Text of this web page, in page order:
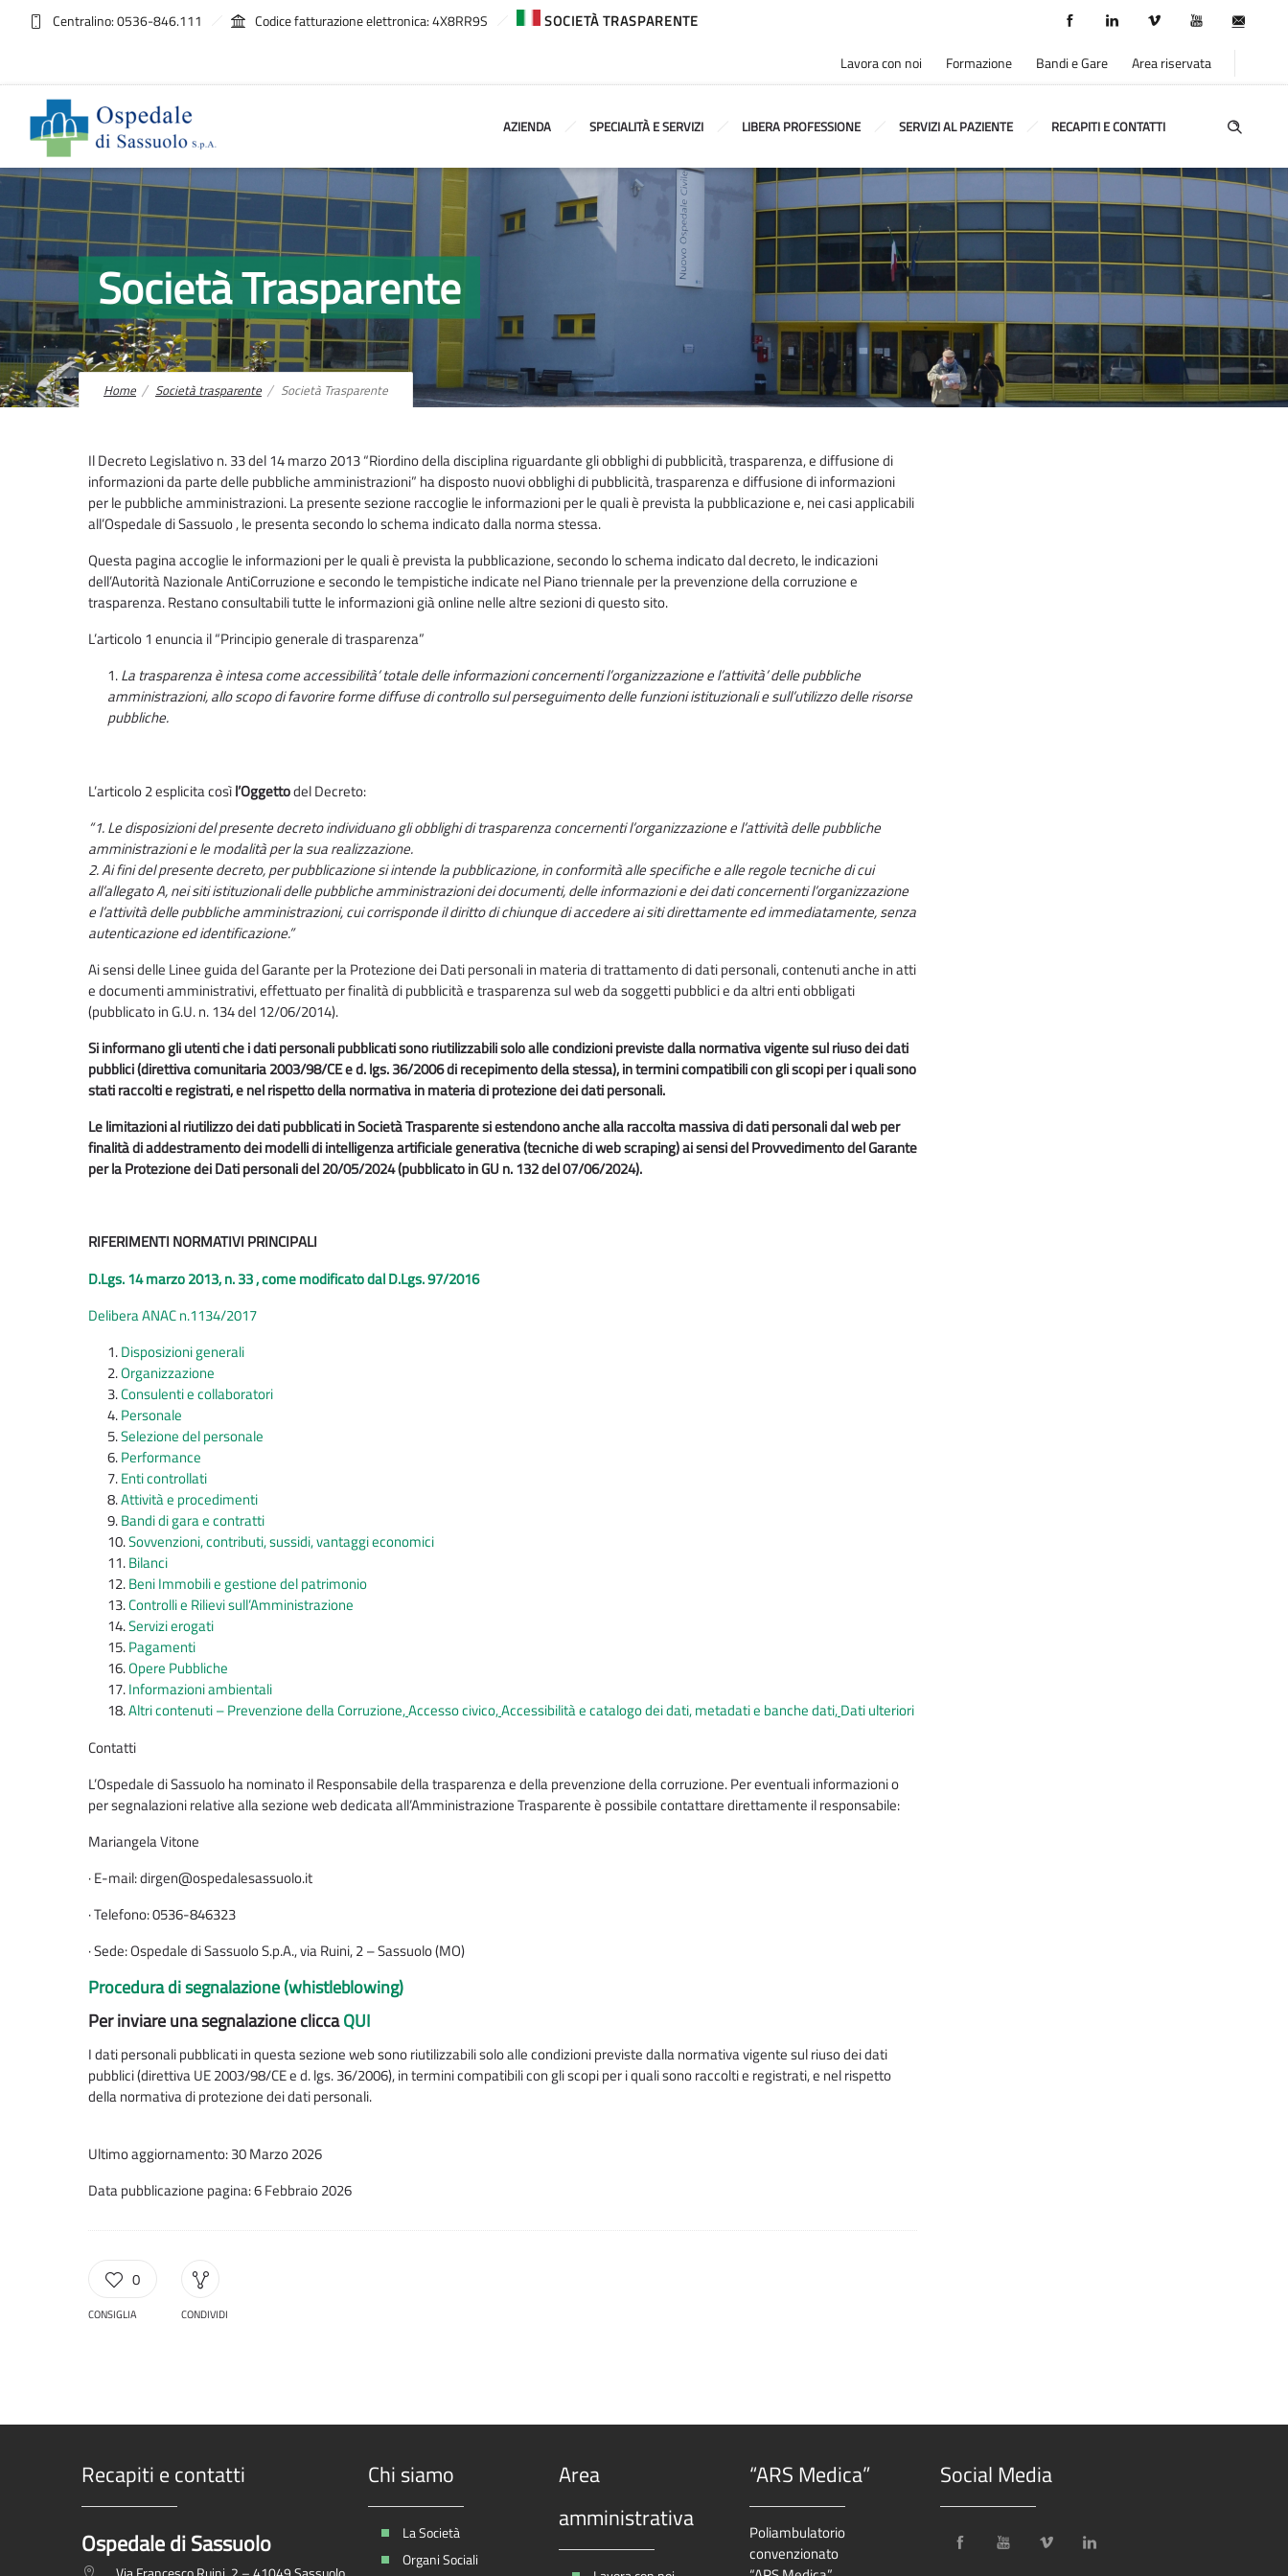
Centralino: 0536-846.111 Codice fatturazione elettronica: 4X8RR9S SOCIETÀ TRASPARENTE
Lavora con noi Formazione Bandi e Gare Area riservata
AZIENDA SPECIALITÀ E SERVIZI LIBERA PROFESSIONE SERVIZI AL PAZIENTE RECAPITI E CONTATTI
Società Trasparente
Home Società trasparente Società Trasparente
Il Decreto Legislativo n. 33 del 14 marzo 2013 “Riordino della disciplina riguardante gli obblighi di pubblicità, trasparenza, e diffusione di
informazioni da parte delle pubbliche amministrazioni” ha disposto nuovi obblighi di pubblicità, trasparenza e diffusione di informazioni
per le pubbliche amministrazioni. La presente sezione raccoglie le informazioni per le quali è prevista la pubblicazione e, nei casi applicabili
all’Ospedale di Sassuolo , le presenta secondo lo schema indicato dalla norma stessa.
Questa pagina accoglie le informazioni per le quali è prevista la pubblicazione, secondo lo schema indicato dal decreto, le indicazioni
dell’Autorità Nazionale AntiCorruzione e secondo le tempistiche indicate nel Piano triennale per la prevenzione della corruzione e
trasparenza. Restano consultabili tutte le informazioni già online nelle altre sezioni di questo sito.
L’articolo 1 enuncia il “Principio generale di trasparenza”
La trasparenza è intesa come accessibilità’ totale delle informazioni concernenti l’organizzazione e l’attività’ delle pubbliche
amministrazioni, allo scopo di favorire forme diffuse di controllo sul perseguimento delle funzioni istituzionali e sull’utilizzo delle risorse
pubbliche.
L’articolo 2 esplicita cosìl’Oggettodel Decreto:
“1. Le disposizioni del presente decreto individuano gli obblighi di trasparenza concernenti l’organizzazione e l’attività delle pubbliche
amministrazioni e le modalità per la sua realizzazione.
2. Ai fini del presente decreto, per pubblicazione si intende la pubblicazione, in conformità alle specifiche e alle regole tecniche di cui
all’allegato A, nei siti istituzionali delle pubbliche amministrazioni dei documenti, delle informazioni e dei dati concernenti l’organizzazione
e l’attività delle pubbliche amministrazioni, cui corrisponde il diritto di chiunque di accedere ai siti direttamente ed immediatamente, senza
autenticazione ed identificazione.”
Ai sensi delle Linee guida del Garante per la Protezione dei Dati personali in materia di trattamento di dati personali, contenuti anche in atti
e documenti amministrativi, effettuato per finalità di pubblicità e trasparenza sul web da soggetti pubblici e da altri enti obbligati
(pubblicato in G.U. n. 134 del 12/06/2014).
Si informano gli utenti che i dati personali pubblicati sono riutilizzabili solo alle condizioni previste dalla normativa vigente sul riuso dei dati
pubblici (direttiva comunitaria 2003/98/CE e d. lgs. 36/2006 di recepimento della stessa), in termini compatibili con gli scopi per i quali sono
stati raccolti e registrati, e nel rispetto della normativa in materia di protezione dei dati personali.
Le limitazioni al riutilizzo dei dati pubblicati in Società Trasparente si estendono anche alla raccolta massiva di dati personali dal web per
finalità di addestramento dei modelli di intelligenza artificiale generativa (tecniche di web scraping) ai sensi del Provvedimento del Garante
per la Protezione dei Dati personali del 20/05/2024 (pubblicato in GU n. 132 del 07/06/2024).
RIFERIMENTI NORMATIVI PRINCIPALI
D.Lgs. 14 marzo 2013, n. 33 , come modificato dal D.Lgs. 97/2016
Delibera ANAC n.1134/2017
Disposizioni generali
Organizzazione
Consulenti e collaboratori
Personale
Selezione del personale
Performance
Enti controllati
Attività e procedimenti
Bandi di gara e contratti
Sovvenzioni, contributi, sussidi, vantaggi economici
Bilanci
Beni Immobili e gestione del patrimonio
Controlli e Rilievi sull’Amministrazione
Servizi erogati
Pagamenti
Opere Pubbliche
Informazioni ambientali
Altri contenuti – Prevenzione della Corruzione,Accesso civico,Accessibilità e catalogo dei dati, metadati e banche dati,Dati ulteriori
Contatti
L’Ospedale di Sassuolo ha nominato il Responsabile della trasparenza e della prevenzione della corruzione. Per eventuali informazioni o
per segnalazioni relative alla sezione web dedicata all’Amministrazione Trasparente è possibile contattare direttamente il responsabile:
Mariangela Vitone
· E-mail: dirgen@ospedalesassuolo.it
· Telefono: 0536-846323
· Sede: Ospedale di Sassuolo S.p.A., via Ruini, 2 – Sassuolo (MO)
Procedura di segnalazione (whistleblowing)
Per inviare una segnalazione cliccaQUI
I dati personali pubblicati in questa sezione web sono riutilizzabili solo alle condizioni previste dalla normativa vigente sul riuso dei dati
pubblici (direttiva UE 2003/98/CE e d. lgs. 36/2006), in termini compatibili con gli scopi per i quali sono raccolti e registrati, e nel rispetto
della normativa di protezione dei dati personali.
Ultimo aggiornamento: 30 Marzo 2026
Data pubblicazione pagina: 6 Febbraio 2026
0
CONSIGLIA CONDIVIDI
Recapiti e contatti
Ospedale di Sassuolo
Chi siamo
La Società
Organi Sociali
Area
amministrativa
“ARS Medica”
Poliambulatorio
convenzionato
Social Media